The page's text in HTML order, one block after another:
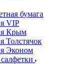
бумага
VIP
Крым
Толстячок
Эконом